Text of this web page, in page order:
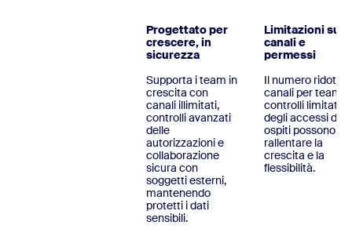
Progettato per
crescere, in
sicurezza
Supporta i team in
crescita con
canali illimitati,
controlli avanzati
delle
autorizzazioni e
collaborazione
sicura con
soggetti esterni,
mantenendo
protetti i dati
sensibili.
Limitazioni su
canali e
permessi
Il numero ridotto
canali per team e
controlli limitati
degli accessi
ospiti possono
rallentare la
crescita e la
flessibilità.